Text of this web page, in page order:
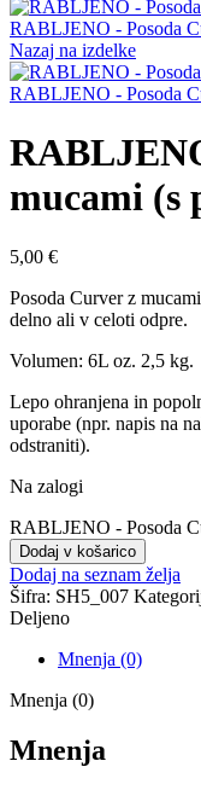
RABLJENO - Posoda
Nazaj na izdelke
RABLJENO - Posoda
mucami (s
5,00 €
Posoda Curver z
delno ali v celoti odpre.
Volumen: 6L oz. 2,5 kg.
Lepo ohranjena in
uporabe (npr. napis na
odstraniti).
Na zalogi
RABLJENO - Posoda
Dodaj v košarico
Dodaj na seznam želja
Šifra: SH5_007
Deljeno
Mnenja (0)
Mnenja (0)
Mnenja